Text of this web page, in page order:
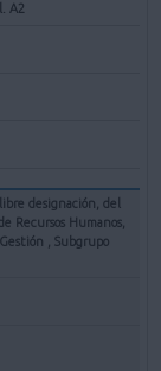
A2
designación, del
Recursos Humanos,
, Subgrupo